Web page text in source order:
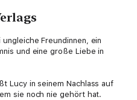
Freundinnen, ein
und eine große Liebe in
Lucy in seinem Nachlass auf
sie noch nie gehört hat.